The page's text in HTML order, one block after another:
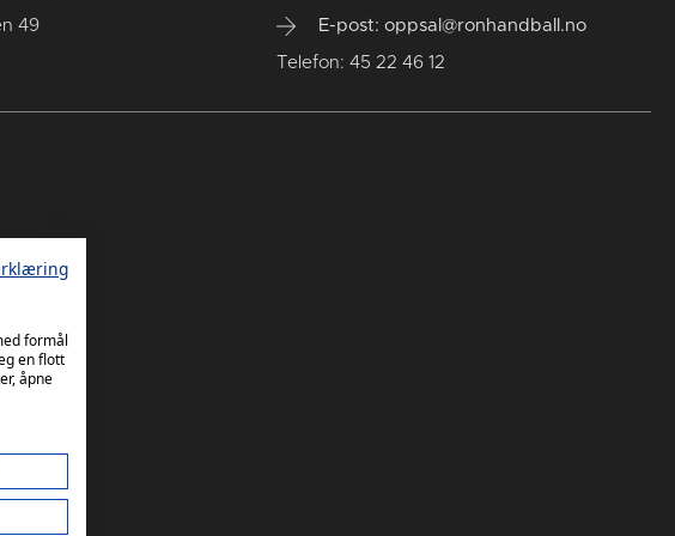
49 E-post: oppsal@ronhandball.no
Telefon: 45 22 46 12
formål
en flott
åpne